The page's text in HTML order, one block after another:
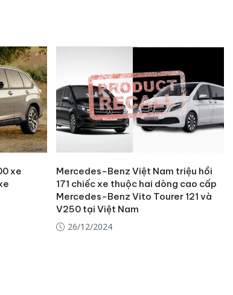
xe
Mercedes-Benz Việt Nam triệu hồi
171 chiếc xe thuộc hai dòng cao cấp
Mercedes-Benz Vito Tourer 121 và
V250 tại Việt Nam
26/12/2024